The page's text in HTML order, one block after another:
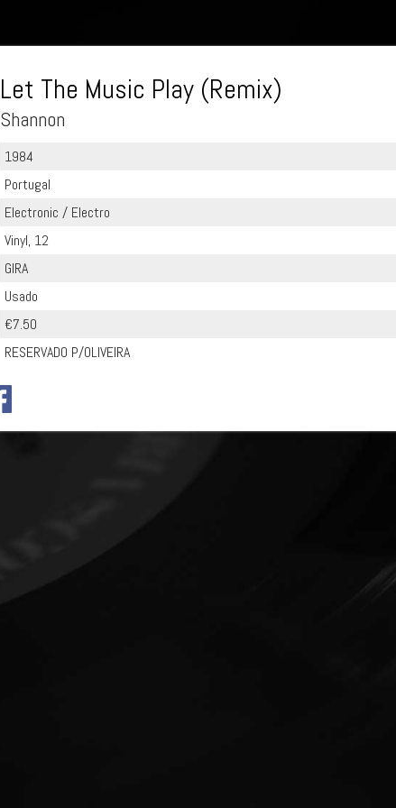
Let The Music Play (Remix)
Shannon
1984
Portugal
Electronic / Electro
Vinyl, 12
GIRA
Usado
€7.50
RESERVADO P/OLIVEIRA